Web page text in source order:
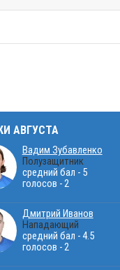
АВГУСТА
Вадим Зубавленко
Полузащитник
средний бал - 5
голосов - 2
Дмитрий Иванов
Нападающий
средний бал - 4.5
голосов - 2